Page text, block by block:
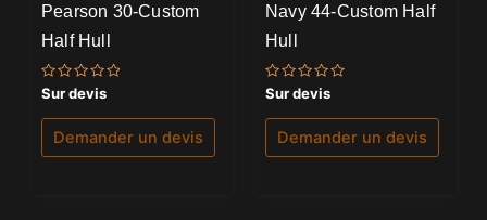
Pearson 30-Custom
Half Hull
Note
0
sur
Sur devis
Demander un devis
Navy 44-Custom Half
Hull
Note
0
sur
Sur devis
Demander un devis